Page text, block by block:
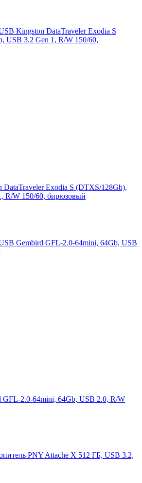
Exodia S (DTXS/128Gb),
R/W 150/60, бирюзовый
2.0-64mini, 64Gb, USB 2.0, R/W